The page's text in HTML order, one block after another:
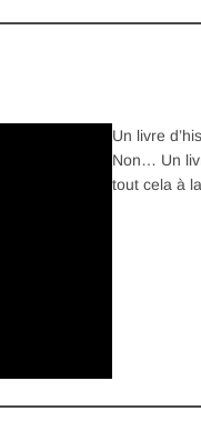
Un livre
Non… Un
tout cela à